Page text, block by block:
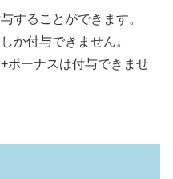
することができます。
か付与できません。
ボーナスは付与できませ